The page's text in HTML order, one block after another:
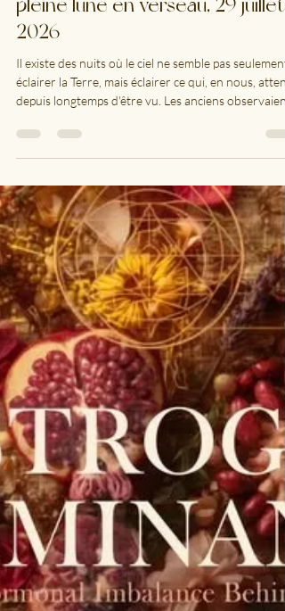
27 juil.
5 min de lecture
Les marées de la conscience,
pleine lune en verseau, 29 juillet
2026
Il existe des nuits où le ciel ne semble pas seulement
éclairer la Terre, mais éclairer ce qui, en nous,
depuis longtemps d'être vu. Les anciens observaient
les mouvements des astres non parce qu'ils y
cherchaient un destin gravé dans le marbre, mais
parce qu'ils savaient reconnaître les rythmes. La
obéit à la Lune, les saisons accompagnent le Soleil,
graines connaissent le langage des solstices.
Pourquoi l'âme humaine serait-elle la seule à n'avoir
aucune maré